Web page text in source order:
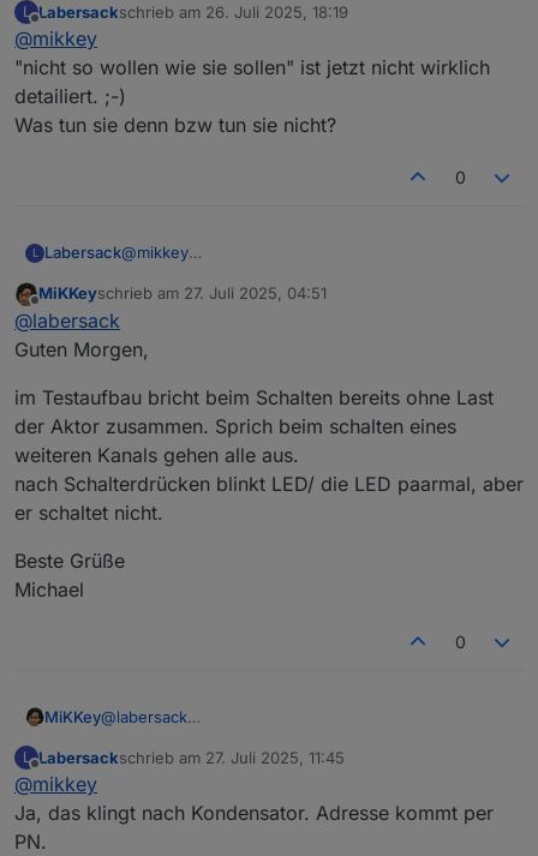
ich hab hier 2 HM-LC-Sw4-DR 4 Kanal Aktor für
die nicht so wollen wie sie sollen.
Kannst du die anschauen und ggfls. wieder
herstellen?
Ggfls. Finden sich meine defekte Rolladenaktoren
Den ersten Beitrag hab ich gelesen und ich bin mit den
Bedingungen einverstanden!
L
Offline
Labersackschrieb am 26. Juli 2025, 18:19
zuletzt editiert von
@mikkey
"nicht so wollen wie sie sollen" ist jetzt nicht wirklich
detailiert. ;-)
Was tun sie denn bzw tun sie nicht?
0
L Labersack@mikkey
wirklich detailiert. ;-)
Offline
MiKKeyschrieb am 27. Juli 2025, 04:51
zuletzt editiert von
@labersack
Guten Morgen,
im Testaufbau bricht beim Schalten bereits ohne Last
der Aktor zusammen. Sprich beim schalten eines
weiteren Kanals gehen alle aus.
nach Schalterdrücken blinkt LED/ die LED paarmal, aber
er schaltet nicht.
Beste Grüße
Michael
0
MiKKey@labersack
im Testaufbau bricht beim Schalten bereits ohne Last
weiteren Kanals gehen alle aus.
nach Schalterdrücken blinkt LED/ die LED paarmal, aber
Beste Grüße
Michael
L
Offline
Labersackschrieb am 27. Juli 2025, 11:45
zuletzt editiert von
@mikkey
Ja, das klingt nach Kondensator. Adresse kommt per
PN.